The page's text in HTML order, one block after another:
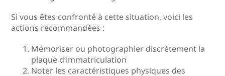
Si vous êtes confronté à cette situation, voici les
actions recommandées :
Mémoriser ou photographier discrètement la
plaque d’immatriculation
Noter les caractéristiques physiques des